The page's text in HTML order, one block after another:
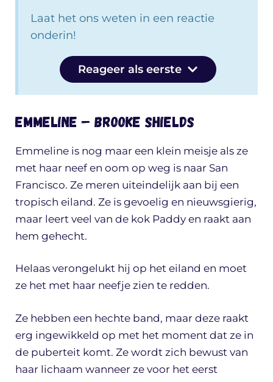
Laat het ons weten in een reactie
onderin!
Reageer als eerste
Emmeline – Brooke Shields
Emmeline is nog maar een klein meisje als ze
met haar neef en oom op weg is naar San
Francisco. Ze meren uiteindelijk aan bij een
tropisch eiland. Ze is gevoelig en nieuwsgierig,
maar leert veel van de kok Paddy en raakt aan
hem gehecht.
Helaas verongelukt hij op het eiland en moet
ze het met haar neefje zien te redden.
Ze hebben een hechte band, maar deze raakt
erg ingewikkeld op met het moment dat ze in
de puberteit komt. Ze wordt zich bewust van
haar lichaam wanneer ze voor het eerst